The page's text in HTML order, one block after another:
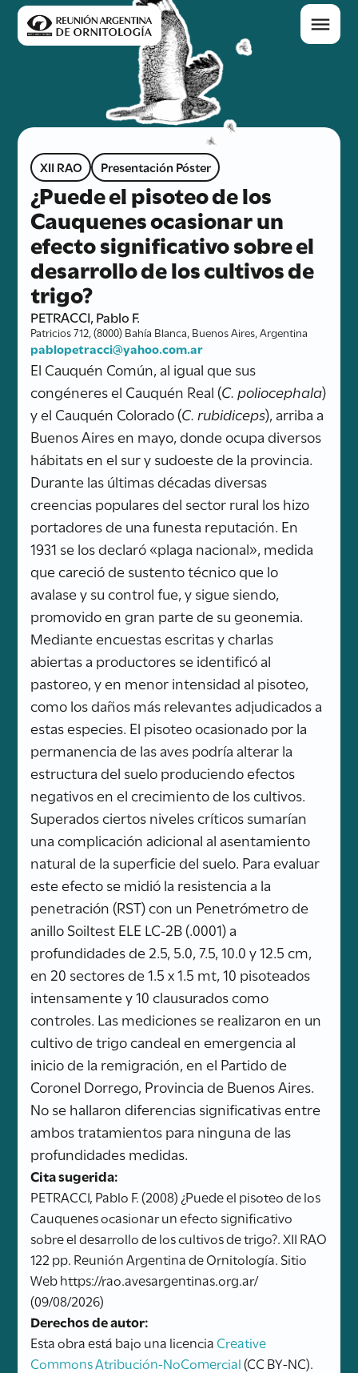
XII RAO Presentación Póster
¿Puede el pisoteo de los
Cauquenes ocasionar un
efecto significativo sobre el
desarrollo de los cultivos de
trigo?
PETRACCI, Pablo F.
Patricios 712, (8000) Bahía Blanca, Buenos Aires, Argentina
pablopetracci@yahoo.com.ar
El Cauquén Común, al igual que sus
congéneres el Cauquén Real (C. poliocephala)
y el Cauquén Colorado (C. rubidiceps), arriba a
Buenos Aires en mayo, donde ocupa diversos
hábitats en el sur y sudoeste de la provincia.
Durante las últimas décadas diversas
creencias populares del sector rural los hizo
portadores de una funesta reputación. En
1931 se los declaró «plaga nacional», medida
que careció de sustento técnico que lo
avalase y su control fue, y sigue siendo,
promovido en gran parte de su geonemia.
Mediante encuestas escritas y charlas
abiertas a productores se identificó al
pastoreo, y en menor intensidad al pisoteo,
como los daños más relevantes adjudicados a
estas especies. El pisoteo ocasionado por la
permanencia de las aves podría alterar la
estructura del suelo produciendo efectos
negativos en el crecimiento de los cultivos.
Superados ciertos niveles críticos sumarían
una complicación adicional al asentamiento
natural de la superficie del suelo. Para evaluar
este efecto se midió la resistencia a la
penetración (RST) con un Penetrómetro de
anillo Soiltest ELE LC-2B (.0001) a
profundidades de 2.5, 5.0, 7.5, 10.0 y 12.5 cm,
en 20 sectores de 1.5 x 1.5 mt, 10 pisoteados
intensamente y 10 clausurados como
controles. Las mediciones se realizaron en un
cultivo de trigo candeal en emergencia al
inicio de la remigración, en el Partido de
Coronel Dorrego, Provincia de Buenos Aires.
No se hallaron diferencias significativas entre
ambos tratamientos para ninguna de las
profundidades medidas.
Cita sugerida:
PETRACCI, Pablo F. (2008) ¿Puede el pisoteo de los
Cauquenes ocasionar un efecto significativo
sobre el desarrollo de los cultivos de trigo?. XII RAO
122 pp. Reunión Argentina de Ornitología. Sitio
Web https://rao.avesargentinas.org.ar/
(09/08/2026)
Derechos de autor:
Esta obra está bajo una licencia Creative
Commons Atribución-NoComercial(CC BY-NC).